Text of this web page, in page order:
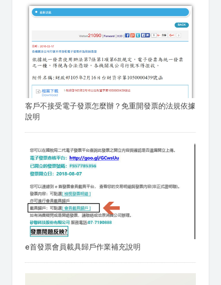
客戶不接受電子發票怎麼辦？免重開發票的法規依據
說明
e首發票會員載具歸戶作業補充說明